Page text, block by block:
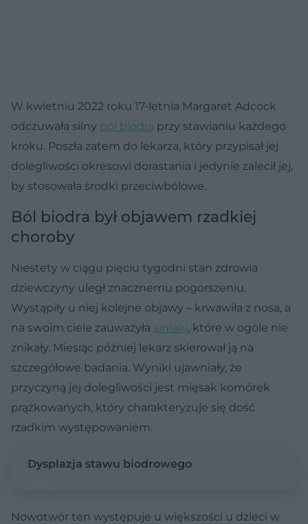
W kwietniu 2022 roku 17-letnia Margaret Adcock
odczuwała silny ból biodra przy stawianiu każdego
kroku. Poszła zatem do lekarza, który przypisał jej
dolegliwości okresowi dorastania i jedynie zalecił jej,
by stosowała środki przeciwbólowe.
Ból biodra był objawem rzadkiej
choroby
Niestety w ciągu pięciu tygodni stan zdrowia
dziewczyny uległ znacznemu pogorszeniu.
Wystąpiły u niej kolejne objawy – krwawiła z nosa, a
na swoim ciele zauważyła siniaki, które w ogóle nie
znikały. Miesiąc później lekarz skierował ją na
szczegółowe badania. Wyniki ujawniały, że
przyczyną jej dolegliwości jest mięsak komórek
prążkowanych, który charakteryzuje się dość
rzadkim występowaniem.
Dysplazja stawu biodrowego
Nowotwór ten występuje u większości u dzieci w